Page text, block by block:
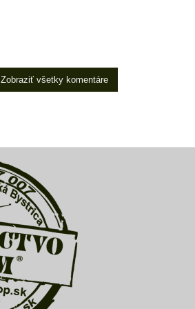
Zobraziť všetky komentáre